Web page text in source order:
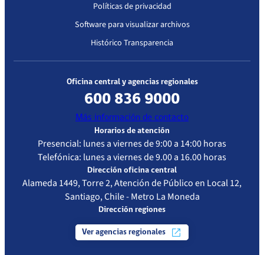
Políticas de privacidad
Software para visualizar archivos
Histórico Transparencia
Oficina central y agencias regionales
600 836 9000
Más información de contacto
Horarios de atención
Presencial: lunes a viernes de 9:00 a 14:00 horas
Telefónica: lunes a viernes de 9.00 a 16.00 horas
Dirección oficina central
Alameda 1449, Torre 2, Atención de Público en Local 12,
Santiago, Chile - Metro La Moneda
Dirección regiones
Ver agencias regionales